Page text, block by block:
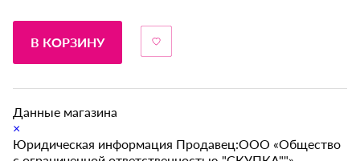
В КОРЗИНУ
Данные магазина
×
Юридическая информация Продавец:ООО «Общество